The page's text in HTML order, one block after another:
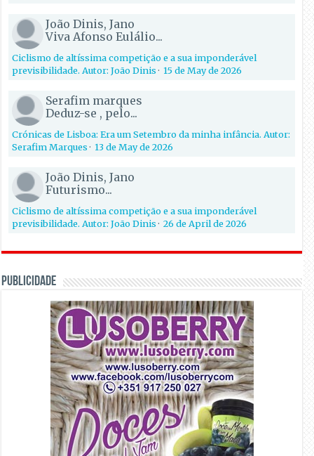
João Dinis, Jano
Viva Afonso Eulálio...
Ciclismo de altíssima competição e a sua imponderável
previsibilidade. Autor: João Dinis·15 de May de 2026
Serafim marques
Deduz-se , pelo...
Crónicas de Lisboa: Era um Setembro da minha infância. Autor:
Serafim Marques·13 de May de 2026
João Dinis, Jano
Futurismo...
Ciclismo de altíssima competição e a sua imponderável
previsibilidade. Autor: João Dinis·26 de April de 2026
PUBLICIDADE